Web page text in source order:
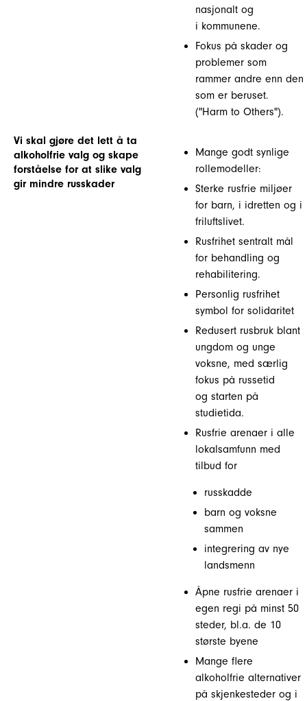
nasjonalt og
i kommunene.
Fokus på skader og
problemer som
rammer andre enn den
som er beruset.
("Harm to Others").
Vi skal gjøre det lett å ta
alkoholfrie valg og skape
forståelse for at slike valg
gir mindre russkader
Mange godt synlige
rollemodeller:
Sterke rusfrie miljøer
for barn, i idretten og i
friluftslivet.
Rusfrihet sentralt mål
for behandling og
rehabilitering.
Personlig rusfrihet
symbol for solidaritet
Redusert rusbruk blant
ungdom og unge
voksne, med særlig
fokus på russetid
og starten på
studietida.
Rusfrie arenaer i alle
lokalsamfunn med
tilbud for
russkadde
barn og voksne
sammen
integrering av nye
landsmenn
Åpne rusfrie arenaer i
egen regi på minst 50
steder, bl.a. de 10
største byene
Mange flere
alkoholfrie alternativer
på skjenkesteder og i